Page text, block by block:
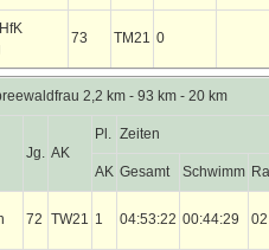
73 TM21 0
2,2 km - 93 km - 20 km
Jg. AK
Pl. Zeiten
AK Gesamt Schwimm
72 TW21 1 04:53:22 00:44:29